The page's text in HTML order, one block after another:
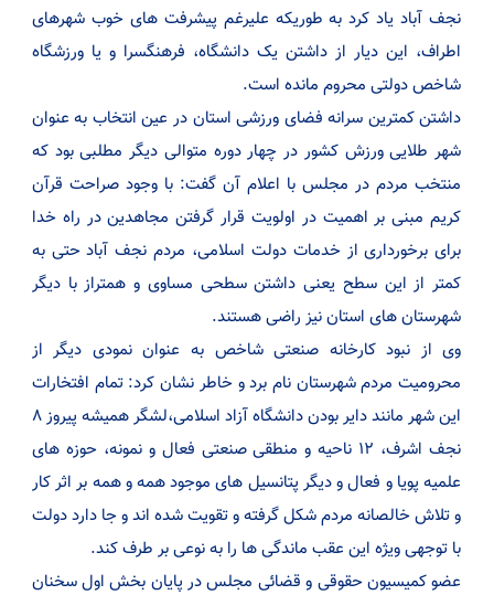
نجف آباد یاد کرد به طوریکه علیرغم پیشرفت های خوب شهرهای
اطراف، این دیار از داشتن یک دانشگاه، فرهنگسرا و یا ورزشگاه
شاخص دولتی محروم مانده است.
داشتن کمترین سرانه فضای ورزشی استان در عین انتخاب به عنوان
شهر طلایی ورزش کشور در چهار دوره متوالی دیگر مطلبی بود که
منتخب مردم در مجلس با اعلام آن گفت: با وجود صراحت قرآن
کریم مبنی بر اهمیت در اولویت قرار گرفتن مجاهدین در راه خدا
برای برخورداری از خدمات دولت اسلامی، مردم نجف آباد حتی به
کمتر از این سطح یعنی داشتن سطحی مساوی و همتراز با دیگر
شهرستان های استان نیز راضی هستند.
وی از نبود کارخانه صنعتی شاخص به عنوان نمودی دیگر از
محرومیت مردم شهرستان نام برد و خاطر نشان کرد: تمام افتخارات
این شهر مانند دایر بودن دانشگاه آزاد اسلامی،لشگر همیشه پیروز ۸
نجف اشرف، ۱۲ ناحیه و منطقی صنعتی فعال و نمونه، حوزه های
علمیه پویا و فعال و دیگر پتانسیل های موجود همه و همه بر اثر کار
و تلاش خالصانه مردم شکل گرفته و تقویت شده اند و جا دارد دولت
با توجهی ویژه این عقب ماندگی ها را به نوعی بر طرف کند.
عضو کمیسیون حقوقی و قضائی مجلس در پایان بخش اول سخنان